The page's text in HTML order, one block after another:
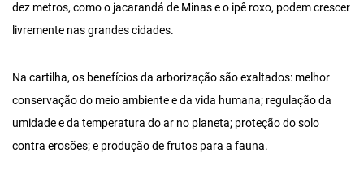
dez metros, como o jacarandá de Minas e o ipê roxo, podem crescer
livremente nas grandes cidades.
Na cartilha, os benefícios da arborização são exaltados: melhor
conservação do meio ambiente e da vida humana; regulação da
umidade e da temperatura do ar no planeta; proteção do solo
contra erosões; e produção de frutos para a fauna.